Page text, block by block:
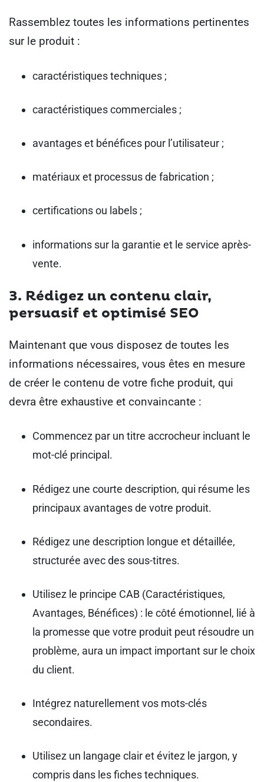
Rassemblez toutes les informations pertinentes
sur le produit :
caractéristiques techniques ;
caractéristiques commerciales ;
avantages et bénéfices pour l’utilisateur ;
matériaux et processus de fabrication ;
certifications ou labels ;
informations sur la garantie et le service après-
vente.
3. Rédigez un contenu clair,
persuasif et optimisé SEO
Maintenant que vous disposez de toutes les
informations nécessaires, vous êtes en mesure
de créer le contenu de votre fiche produit, qui
devra être exhaustive et convaincante :
Commencez par un titre accrocheur incluant le
mot-clé principal.
Rédigez une courte description, qui résume les
principaux avantages de votre produit.
Rédigez une description longue et détaillée,
structurée avec des sous-titres.
Utilisez le principe CAB (Caractéristiques,
Avantages, Bénéfices) : le côté émotionnel, lié à
la promesse que votre produit peut résoudre un
problème, aura un impact important sur le choix
du client.
Intégrez naturellement vos mots-clés
secondaires.
Utilisez un langage clair et évitez le jargon, y
compris dans les fiches techniques.